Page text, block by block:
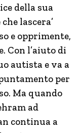
della sua
lascera’
e opprimente,
Con l’aiuto di
autista e va a
per
Ma quando
ad
continua a